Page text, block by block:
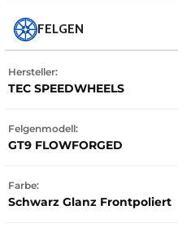
FELGEN
Hersteller:
TEC SPEEDWHEELS
Felgenmodell:
GT9 FLOWFORGED
Farbe:
Schwarz Glanz Frontpoliert